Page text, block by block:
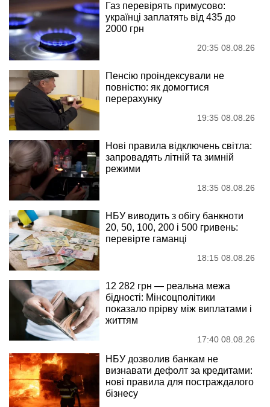
Газ перевірять примусово:
українці заплатять від 435 до
2000 грн
20:35 08.08.26
Пенсію проіндексували не
повністю: як домогтися
перерахунку
19:35 08.08.26
Нові правила відключень світла:
запровадять літній та зимній
режими
18:35 08.08.26
НБУ виводить з обігу банкноти
20, 50, 100, 200 і 500 гривень:
перевірте гаманці
18:15 08.08.26
12 282 грн — реальна межа
бідності: Мінсоцполітики
показало прірву між виплатами і
життям
17:40 08.08.26
НБУ дозволив банкам не
визнавати дефолт за кредитами:
нові правила для постраждалого
бізнесу